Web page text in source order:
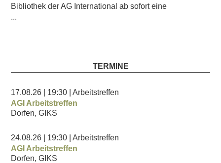
Bibliothek der AG International ab sofort eine
...
TERMINE
17.08.26 | 19:30
| Arbeitstreffen
AGI Arbeitstreffen
Dorfen, GIKS
24.08.26 | 19:30
| Arbeitstreffen
AGI Arbeitstreffen
Dorfen, GIKS